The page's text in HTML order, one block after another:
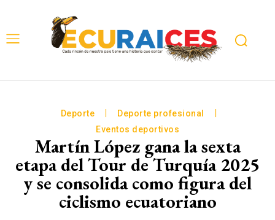
Deporte
Deporte profesional
Eventos deportivos
Martín López gana la sexta
etapa del Tour de Turquía 2025
y se consolida como figura del
ciclismo ecuatoriano